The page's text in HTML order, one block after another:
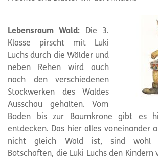
Lebensraum Wald: Die 3.
Klasse pirscht mit Luki
Luchs durch die Wälder und
neben Rehen wird auch
nach den verschiedenen
Stockwerken des Waldes
Ausschau gehalten. Vom
Boden bis zur Baumkrone gibt es
entdecken. Das hier alles voneinander
nicht gleich Wald ist, sind wohl
Botschaften, die Luki Luchs den